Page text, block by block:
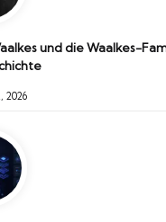
und die Waalkes-
2026